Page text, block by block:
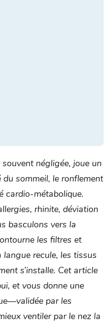
négligée, joue un
sommeil, le ronflement
cardio-métabolique.
rhinite, déviation
basculons vers la
les filtres et
langue recule, les tissus
s’installe. Cet article
et vous donne une
par les
ventiler par le nez la